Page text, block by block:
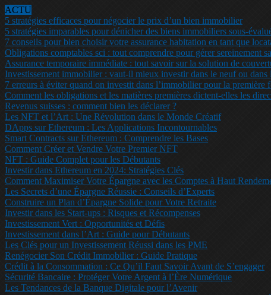
ACTU
5 stratégies efficaces pour négocier le prix d’un bien immobilier
5 stratégies imparables pour dénicher des biens immobiliers sous-
7 conseils pour bien choisir votre assurance habitation en tant que
Obligations comptables sci : tout comprendre pour gérer sereinement
Assurance temporaire immédiate : tout savoir sur la solution de
Investissement immobilier : vaut-il mieux investir dans le neuf ou dans
7 erreurs à éviter quand on investit dans l’immobilier pour la première
Comment les obligations et les matières premières dictent-elles les
Revenus suisses : comment bien les déclarer ?
Les NFT et l’Art : Une Révolution dans le Monde Créatif
DApps sur Ethereum : Les Applications Incontournables
Smart Contracts sur Ethereum : Comprendre les Bases
Comment Créer et Vendre Votre Premier NFT
NFT : Guide Complet pour les Débutants
Investir dans Ethereum en 2024: Stratégies Clés
Comment Maximiser Votre Épargne avec les Comptes à Haut
Les Secrets d’une Épargne Réussie : Conseils d’Experts
Construire un Plan d’Épargne Solide pour Votre Retraite
Investir dans les Start-ups : Risques et Récompenses
Investissement Vert : Opportunités et Défis
Investissement dans l’Art : Guide pour Débutants
Les Clés pour un Investissement Réussi dans les PME
Renégocier Son Crédit Immobilier : Guide Pratique
Crédit à la Consommation : Ce Qu’il Faut Savoir Avant de S’engager
Sécurité Bancaire : Protéger Votre Argent à l’Ère Numérique
Les Tendances de la Banque Digitale pour l’Avenir